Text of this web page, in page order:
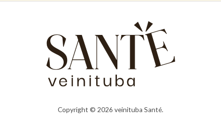
Copyright © 2026 veinituba Santé.